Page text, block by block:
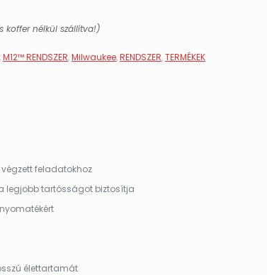
koffer nélkül szállítva!)
,M12™ RENDSZER,Milwaukee,RENDSZER,TERMÉKEK
feladatokhoz
legjobb tartósságot biztosítja
élettartamát